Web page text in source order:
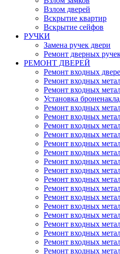
Взлом дверей
Вскрытие квартир
Вскрытие сейфов
РУЧКИ
Замена ручек двери
Ремонт дверных
РЕМОНТ ДВЕРЕЙ
Ремонт входных
Ремонт входных
Ремонт входных
Установка
Ремонт входных
Ремонт входных
Ремонт входных
Ремонт входных
Ремонт входных
Ремонт входных
Ремонт входных
Ремонт входных
Ремонт входных
Ремонт входных
Ремонт входных
Ремонт входных
Ремонт входных
Ремонт входных
Ремонт входных
Ремонт входных
Ремонт входных